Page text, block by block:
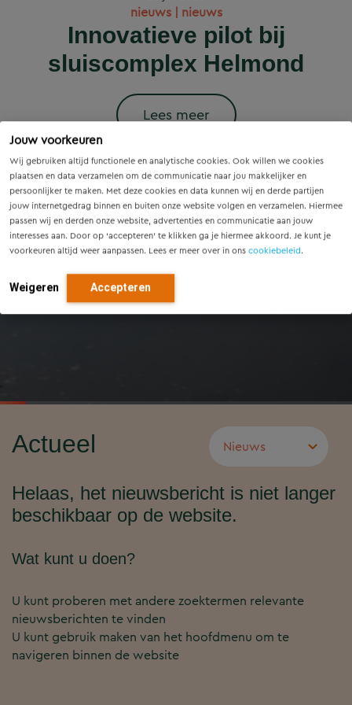
Jouw voorkeuren
Wij gebruiken altijd functionele en analytische cookies. Ook willen we cookies
plaatsen en data verzamelen om de communicatie naar jou makkelijker en
persoonlijker te maken. Met deze cookies en data kunnen wij en derde partijen
jouw internetgedrag binnen en buiten onze website volgen en verzamelen. Hiermee
passen wij en derden onze website, advertenties en communicatie aan jouw
interesses aan. Door op ‘accepteren’ te klikken ga je hiermee akkoord. Je kunt je
voorkeuren altijd weer aanpassen. Lees er meer over in ons cookiebeleid.
Weigeren Accepteren
woningbouwprojecten
krijgen straks
voorrang op het
stroomnet?
Lees meer
nieuws | nieuws
Innovatieve pilot bij
sluiscomplex Helmond
Lees meer
Slim onderzoek
voorkomt onnodige
vervanging van
Eindhovense tunnel
Voorzieningenscan
Drenthe: inzicht voor
vandaag, richting voor
morgen
Wet versterking regie
volkshuisvesting in
werking: wat betekent
dit voor gemeenten?
Actueel
Helaas, het nieuwsbericht is niet langer
beschikbaar op de website.
Wat kunt u doen?
U kunt proberen met andere zoektermen relevante
nieuwsberichten te vinden
U kunt gebruik maken van het hoofdmenu om te
navigeren binnen de website